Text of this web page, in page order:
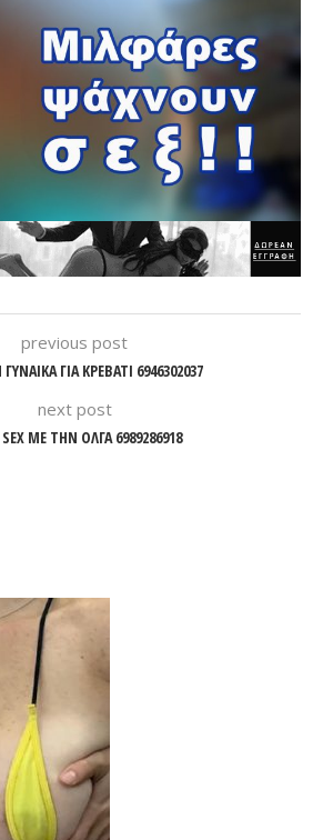
previous post
ΓΥΝΑΙΚΑ ΓΙΑ ΚΡΕΒΑΤΙ 6946302037
next post
SEX ΜΕ ΤΗΝ ΟΛΓΑ 6989286918